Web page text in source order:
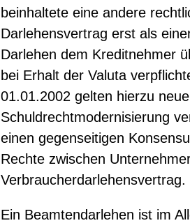
beinhaltete eine andere
Darlehensvertrag erst als
Darlehen dem Kreditnehmer
bei Erhalt der Valuta
01.01.2002 gelten hierzu
Schuldrechtmodernisierung
einen gegenseitigen
Rechte zwischen
Ein Beamtendarlehen ist im